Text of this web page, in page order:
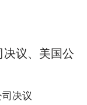
决议、美国公
决议